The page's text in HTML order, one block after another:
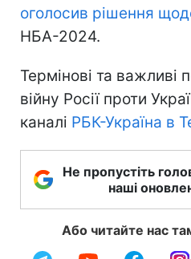
оголосив рішення
НБА-2024.
Термінові та важливі
війну Росії проти
каналі РБК-Україна в
Не пропустіть
наші
Або читайте нас